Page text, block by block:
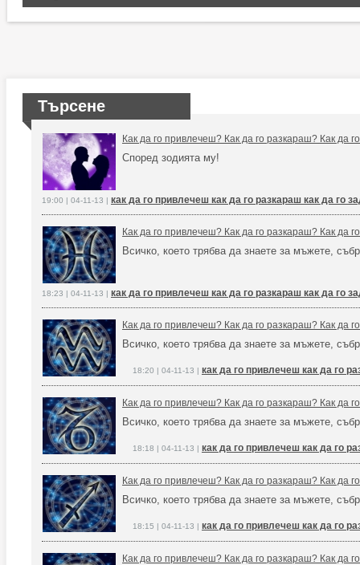
Търсене
Как да го привлечеш? Как да го разкараш? Как да
Според зодията му!
19:00 | 04-11-13 | как да го привлечеш как да го разкараш как да го
Как да го привлечеш? Как да го разкараш? Как да
Всичко, което трябва да знаете за мъжете,
18:23 | 04-11-13 | как да го привлечеш как да го разкараш как да го
Как да го привлечеш? Как да го разкараш? Как да
Всичко, което трябва да знаете за мъжете,
18:20 | 04-11-13 | как да го привлечеш как да го
Как да го привлечеш? Как да го разкараш? Как да
Всичко, което трябва да знаете за мъжете,
18:18 | 04-11-13 | как да го привлечеш как да го
Как да го привлечеш? Как да го разкараш? Как да
Всичко, което трябва да знаете за мъжете,
18:15 | 04-11-13 | как да го привлечеш как да го
Как да го привлечеш? Как да го разкараш? Как да